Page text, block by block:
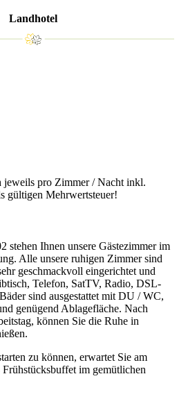
Landhotel
jeweils pro Zimmer / Nacht inkl.
gültigen Mehrwertsteuer!
stehen Ihnen unsere Gästezimmer im
Alle unsere ruhigen Zimmer sind
geschmackvoll eingerichtet und
Telefon, SatTV, Radio, DSL-
sind ausgestattet mit DU / WC,
genügend Ablagefläche. Nach
können Sie die Ruhe in
zu können, erwartet Sie am
im gemütlichen